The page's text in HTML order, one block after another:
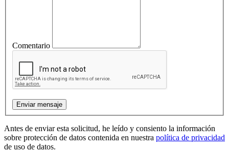
Comentario
Antes de enviar esta solicitud, he leído y consiento la información
sobre protección de datos contenida en nuestra política de privacidad
de uso de datos.